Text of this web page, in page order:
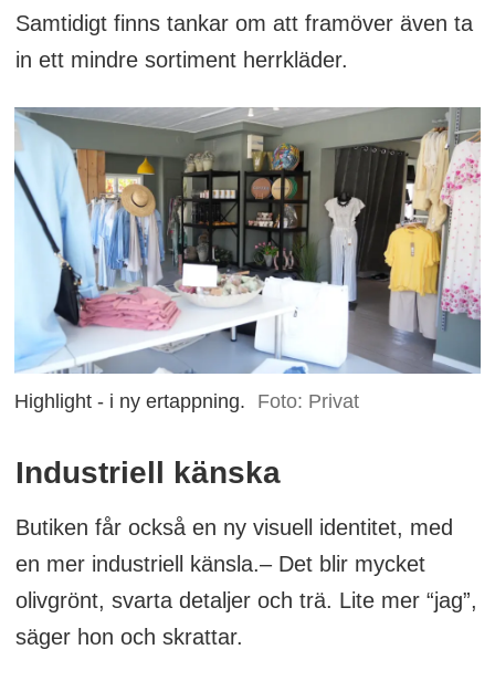
Samtidigt finns tankar om att framöver även ta
in ett mindre sortiment herrkläder.
Highlight - i ny ertappning. Foto: Privat
Industriell känska
Butiken får också en ny visuell identitet, med
en mer industriell känsla.– Det blir mycket
olivgrönt, svarta detaljer och trä. Lite mer “jag”,
säger hon och skrattar.